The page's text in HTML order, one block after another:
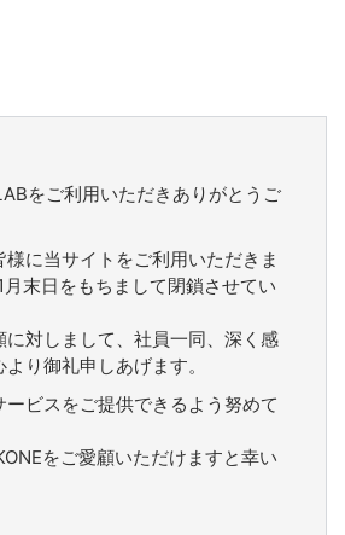
をご利用いただきありがとうご
様に当サイトをご利用いただきま
末日をもちまして閉鎖させてい
に対しまして、社員一同、深く感
り御礼申しあげます。
ビスをご提供できるよう努めて
をご愛顧いただけますと幸い